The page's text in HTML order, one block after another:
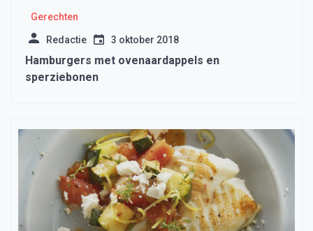
Gerechten
Redactie 3 oktober 2018
Hamburgers met ovenaardappels en
sperziebonen